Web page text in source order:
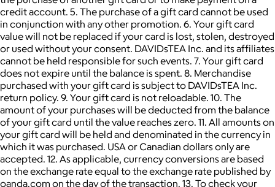
credit account. 5. The purchase of a gift card cannot be used
in conjunction with any other promotion. 6. Your gift card
value will not be replaced if your card is lost, stolen, destroyed
or used without your consent. DAVIDsTEA Inc. and its affiliates
cannot be held responsible for such events. 7. Your gift card
does not expire until the balance is spent. 8. Merchandise
purchased with your gift card is subject to DAVIDsTEA Inc.
return policy. 9. Your gift card is not reloadable. 10. The
amount of your purchases will be deducted from the balance
of your gift card until the value reaches zero. 11. All amounts on
your gift card will be held and denominated in the currency in
which it was purchased. USA or Canadian dollars only are
accepted. 12. As applicable, currency conversions are based
on the exchange rate equal to the exchange rate published by
oanda.com on the day of the transaction. 13. To check your